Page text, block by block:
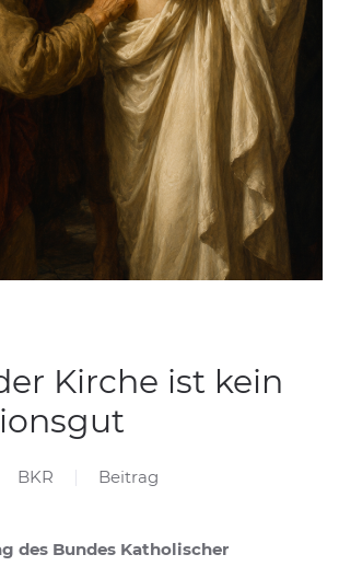
Kirche ist kein
BKR Beitrag
des Bundes Katholischer